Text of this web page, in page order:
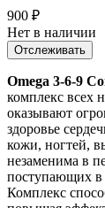
900 ₽
Нет в наличии
Отслеживать
Omega 3-6-9
комплекс всех
оказывают
здоровье
кожи, ногтей,
незаменима в
поступающих в
Комплекс